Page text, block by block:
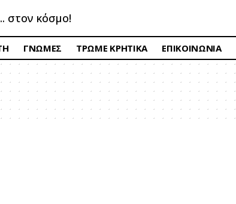
ΓΝΩΜΕΣ ΤΡΩΜΕ ΚΡΗΤΙΚΑ ΕΠΙΚΟΙΝΩΝΙΑ